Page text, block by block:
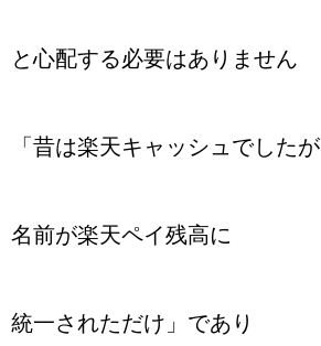
と心配する必要はありません
「昔は楽天キャッシュでしたが
名前が楽天ペイ残高に
統一されただけ」であり